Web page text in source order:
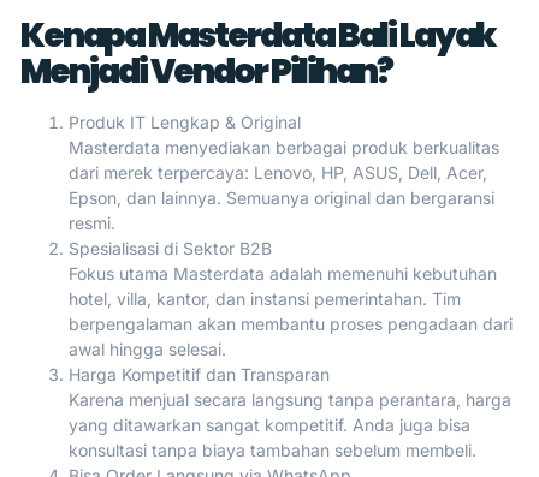
Kenapa Masterdata Bali Layak
Menjadi Vendor Pilihan?
Produk IT Lengkap & Original
Masterdata menyediakan berbagai produk berkualitas
dari merek terpercaya: Lenovo, HP, ASUS, Dell, Acer,
Epson, dan lainnya. Semuanya original dan bergaransi
resmi.
Spesialisasi di Sektor B2B
Fokus utama Masterdata adalah memenuhi kebutuhan
hotel, villa, kantor, dan instansi pemerintahan. Tim
berpengalaman akan membantu proses pengadaan dari
awal hingga selesai.
Harga Kompetitif dan Transparan
Karena menjual secara langsung tanpa perantara, harga
yang ditawarkan sangat kompetitif. Anda juga bisa
konsultasi tanpa biaya tambahan sebelum membeli.